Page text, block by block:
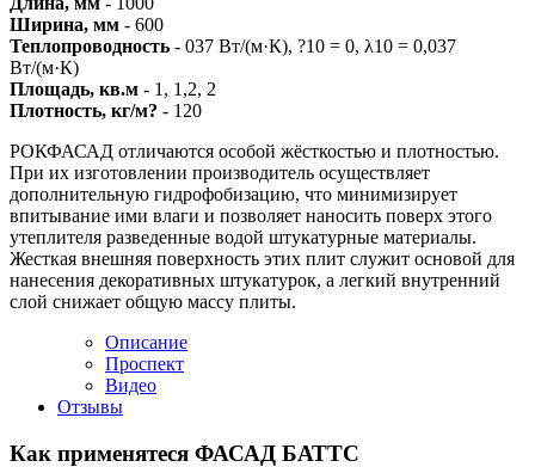
Ширина, мм - 600
Теплопроводность - 037 Вт/(м·К), ?10 = 0, λ10 = 0,037
Вт/(м·К)
Площадь, кв.м - 1, 1,2, 2
Плотность, кг/м? - 120
РОКФАСАД отличаются особой жёсткостью и плотностью.
При их изготовлении производитель осуществляет
дополнительную гидрофобизацию, что минимизирует
впитывание ими влаги и позволяет наносить поверх этого
утеплителя разведенные водой штукатурные материалы.
Жесткая внешняя поверхность этих плит служит основой для
нанесения декоративных штукатурок, а легкий внутренний
слой снижает общую массу плиты.
Описание
Проспект
Видео
Отзывы
Как применятеся ФАСАД БАТТС